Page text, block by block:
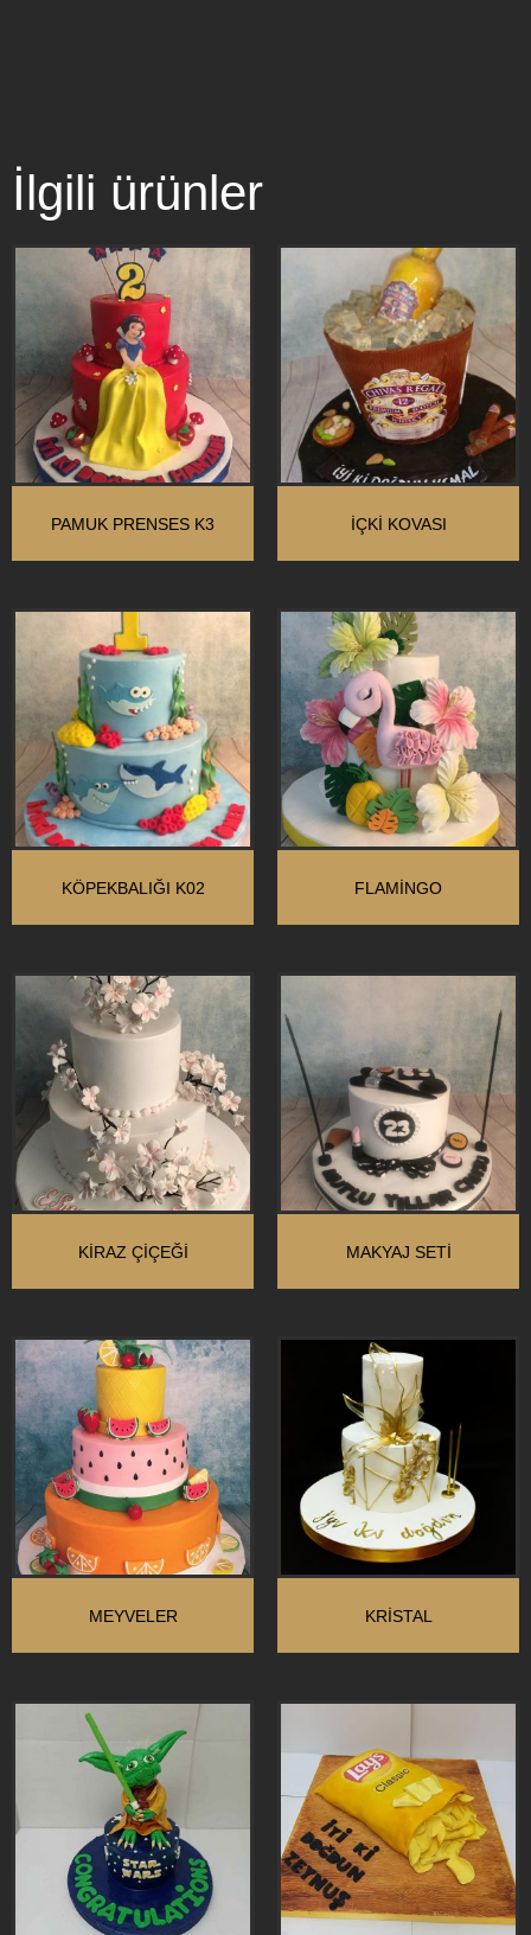
İlgili ürünler
PAMUK PRENSES K3 İÇKİ KOVASI
KÖPEKBALIĞI K02 FLAMINGO
KIRAZ ÇIÇEĞI MAKYAJ SETİ
MEYVELER KRİSTAL